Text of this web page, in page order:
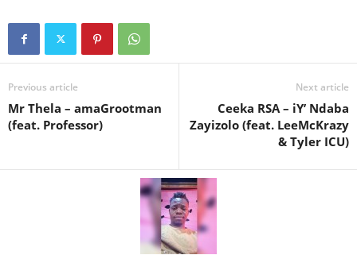
Previous article
Mr Thela – amaGrootman
(feat. Professor)
Next article
Ceeka RSA – iY’ Ndaba
Zayizolo (feat. LeeMcKrazy
& Tyler ICU)